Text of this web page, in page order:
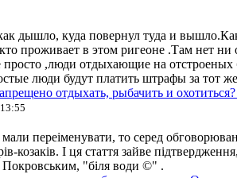
дышло, куда повернул туда и
проживает в этом ригеоне .Там нет
просто ,люди отдыхающие на
люди будут платить штрафы за тот
отдыхать, рыбачить и
мали переіменувати, то серед
козаків. І ця стаття зайве
"біля води ©" .